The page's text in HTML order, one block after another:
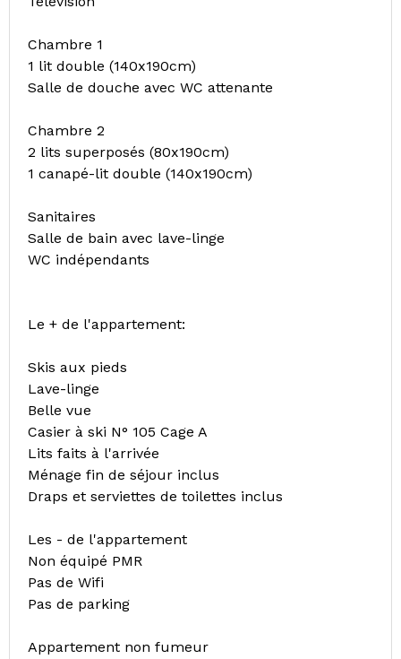
Chambre 1
1 lit double (140x190cm)
Salle de douche avec WC attenante
Chambre 2
2 lits superposés (80x190cm)
1 canapé-lit double (140x190cm)
Sanitaires
Salle de bain avec lave-linge
WC indépendants
Le + de l'appartement:
Skis aux pieds
Lave-linge
Belle vue
Casier à ski N° 105 Cage A
Lits faits à l'arrivée
Ménage fin de séjour inclus
Draps et serviettes de toilettes inclus
Les - de l'appartement
Non équipé PMR
Pas de Wifi
Pas de parking
Appartement non fumeur